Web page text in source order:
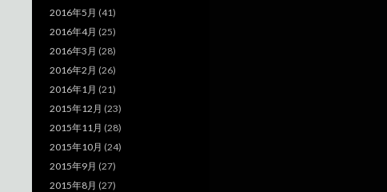
2016年5月 (41)
2016年4月 (25)
2016年3月 (28)
2016年2月 (26)
2016年1月 (21)
2015年12月 (23)
2015年11月 (28)
2015年10月 (24)
2015年9月 (27)
2015年8月 (27)